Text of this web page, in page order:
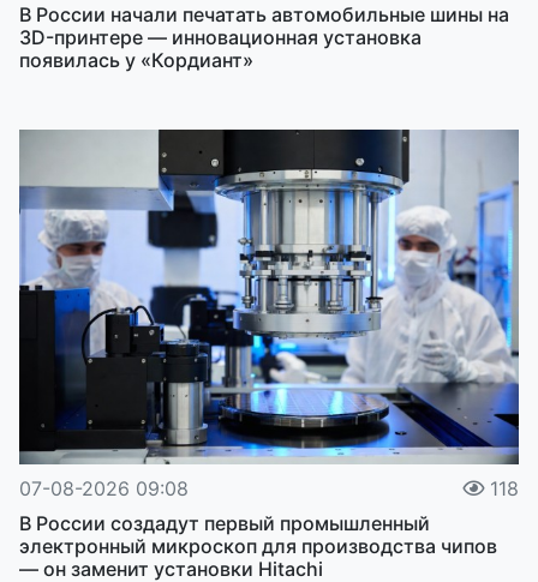
В России начали печатать автомобильные шины на
3D-принтере — инновационная установка
появилась у «Кордиант»
07-08-2026 09:08
118
В России создадут первый промышленный
электронный микроскоп для производства чипов
— он заменит установки Hitachi